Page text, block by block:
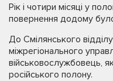
Рік і чотири місяці у
повернення додому
До Смілянського
міжрегіонального
військовослужбовець,
російського полону.